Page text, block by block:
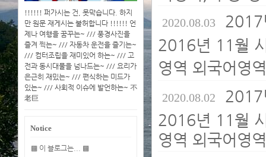
!!!!!! 퍼가시는 건, 못막습니다. 하지
만 원문 재게시는 불허합니다 !!!!!! 언
제나 여행을 꿈꾸는~ /// 풍경사진을
즐겨 찍는~ /// 자동차 운전을 즐기는~
/// 컴터조립을 재미있어 하는~ /// 고
전과 동시대물을 넘나드는~ /// 요리가
은근히 재밌는~ /// 편식하는 미드가
있는~ /// 사회적 이슈에 발언하는~ 不
老巨
Notice
▩ 이 블로그는... ▩
2020.08.03 2017
2016년 11월
영역 외국어영
2020.08.02 2017
2016년 11월
영역 외국어영